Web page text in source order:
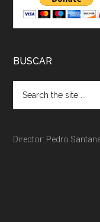
BUSCAR
Director: Pedro